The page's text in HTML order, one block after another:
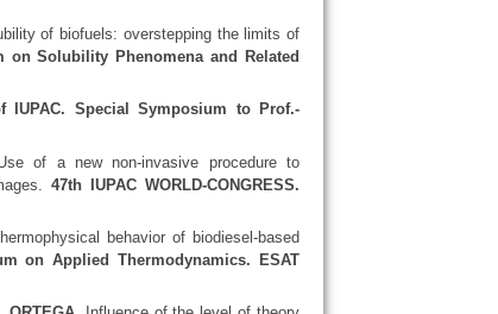
of biofuels: overstepping the limits of
on Solubility Phenomena and Related
IUPAC. Special Symposium to Prof.-
of a new non-invasive procedure to
47th IUPAC WORLD-CONGRESS.
behavior of biodiesel-based
on Applied Thermodynamics. ESAT